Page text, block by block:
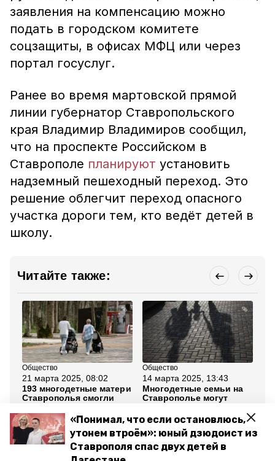
«Понимал, что если остановлюсь,
утонем втроём»: юный дзюдоист из
Ставрополя спас двух детей в
заявления на компенсацию можно
подать в городском комитете
соцзащиты, в офисах МФЦ или через
портал госуслуг.
Ранее во время мартовской прямой
линии губернатор Ставропольского
края Владимир Владимиров сообщил,
что на проспекте Российском в
Ставрополе планируют установить
надземный пешеходный переход. Это
решение облегчит переход опасного
участка дороги тем, кто ведёт детей в
школу.
Читайте также:
Общество
21 марта 2025, 08:02
193 многодетные матери
Ставрополья смогли
пенсию в 2025 году
Общество
14 марта 2025, 13:43
Многодетные семьи на
Ставрополье могут
компенсацию платы за
вуз
Все новости